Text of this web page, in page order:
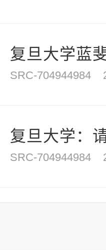
复旦大学蓝
SRC-704944984
复旦大学：
SRC-704944984